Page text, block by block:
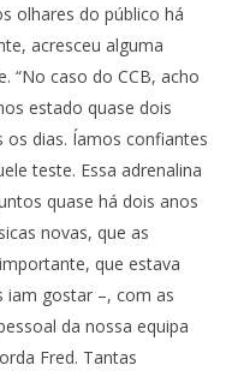
olhares do público há
acresceu alguma
“No caso do CCB, acho
estado quase dois
dias. Íamos confiantes
teste. Essa adrenalina
quase há dois anos
novas, que as
que estava
iam gostar –, com as
da nossa equipa
Fred. Tantas